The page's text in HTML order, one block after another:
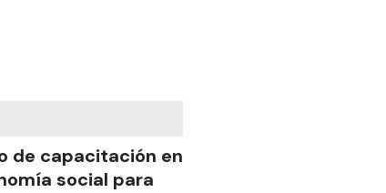
de capacitación en
social para